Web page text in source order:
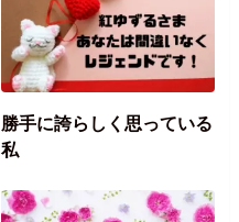
勝手に誇らしく思っている
私